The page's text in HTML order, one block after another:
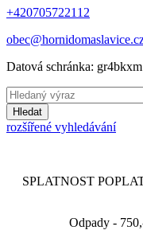
+420705722112
Datová schránka: gr4bkxm
Hledat
rozšířené vyhledávání
SPLATNOST
Odpady -